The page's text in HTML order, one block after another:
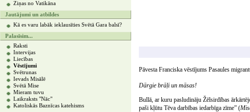
Ziņas no Vatikāna
Jautājumi un atbildes
Kā es varu labāk ieklausīties Svētā Gara balsī?
Palasīsim...
Raksti
Intervijas
Liecības
Vēstījumi
Svētrunas
Ievads Misālē
Svētā Mise
Mieram tuvu
Laikraksts "Nāc"
Katoliskās Baznīcas katehisms
Pāvesta Franciska vēstījums Pasaules
Dārgie brāļi un māsas!
Bullā, ar kuru pasludināju Žēlsirdības
paši kļūtu Tēva darbības iedarbīga zīme” (